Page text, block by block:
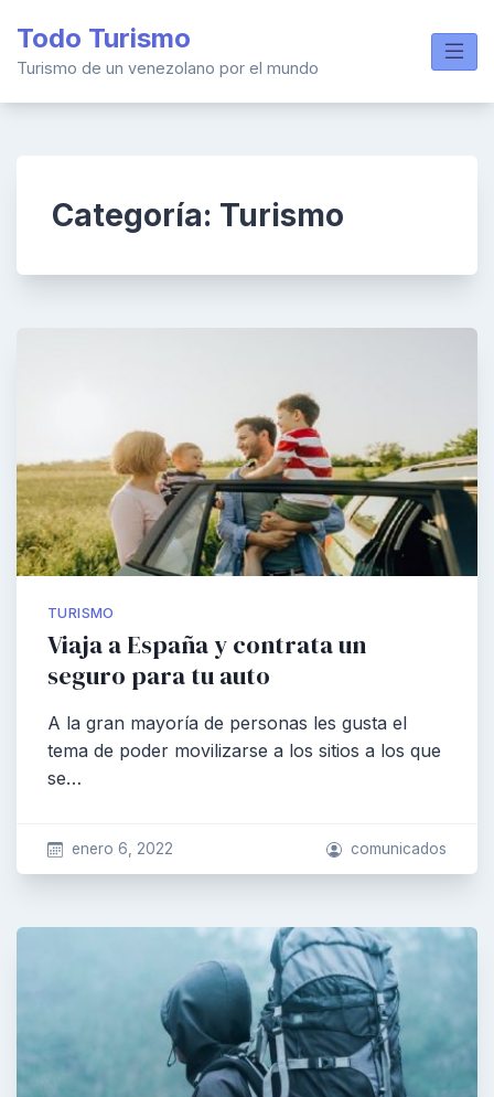
content
Todo Turismo
Turismo de un venezolano por el mundo
Categoría: Turismo
TURISMO
Viaja a España y contrata un
seguro para tu auto
A la gran mayoría de personas les gusta el
tema de poder movilizarse a los sitios a los que
se…
enero 6, 2022 comunicados